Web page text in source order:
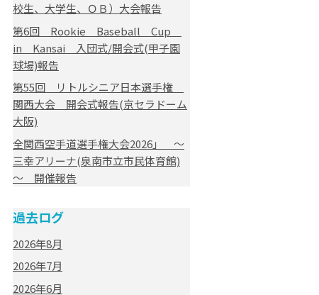
校生、大学生、ＯＢ）大会報告
第6回 Rookie Baseball Cup
in Kansai 入団式/開会式(甲子園
球場)報告
第55回 リトルシニア日本選手権
関西大会 開会式報告(京セラドーム
大阪)
全関西空手道選手権大会2026」 ～
三幸アリーナ(泉南市立市民体育館)
～ 開催報告
過去ログ
2026年8月
2026年7月
2026年6月